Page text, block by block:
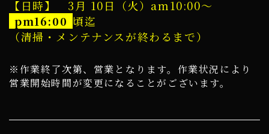
【日時】 3月 10日（火）am10:00～
pm16:00 頃迄
（清掃・メンテナンスが終わるまで）
※作業終了次第、営業となります。作業状況により
営業開始時間が変更になることがございます。